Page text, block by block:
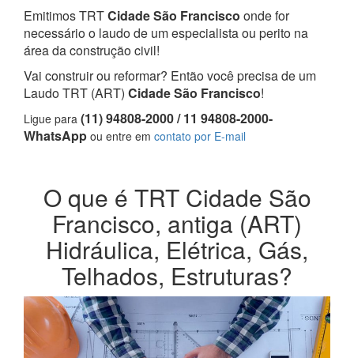
Emitimos TRTCidade São Francisco onde for
necessário o laudo de um especialista ou perito na
área da construção civil!
Vai construir ou reformar? Então você precisa de um
Laudo TRT (ART) Cidade São Francisco!
Ligue para (11) 94808-2000 / 11 94808-2000-
WhatsApp ou entre em contato por E-mail
O que é TRT Cidade São
Francisco, antiga (ART)
Hidráulica, Elétrica, Gás,
Telhados, Estruturas?